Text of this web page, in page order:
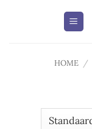
HOME /